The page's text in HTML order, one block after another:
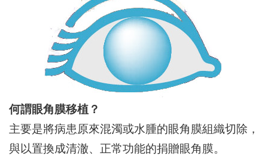
何謂眼角膜移植？
主要是將病患原來混濁或水腫的眼角膜組織切除，
與以置換成清澈、正常功能的捐贈眼角膜。